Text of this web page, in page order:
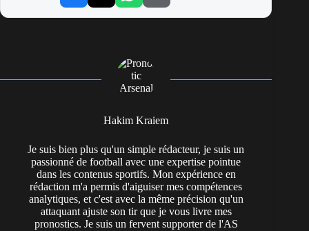
Hakim Kraiem
Je suis bien plus qu'un simple rédacteur, je suis un
passionné de football avec une expertise pointue
dans les contenus sportifs. Mon expérience en
rédaction m'a permis d'aiguiser mes compétences
analytiques, et c'est avec la même précision qu'un
attaquant ajuste son tir que je vous livre mes
pronostics. Je suis un fervent supporter de l'AS